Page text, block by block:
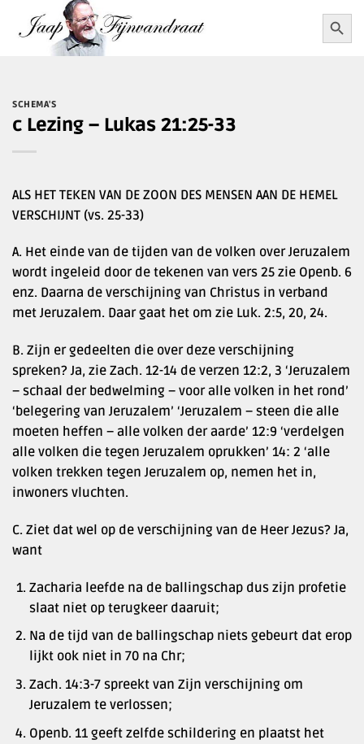
naar
Zoek
naar:
SCHEMA'S
c Lezing – Lukas 21:25-33
ALS HET TEKEN VAN DE ZOON DES MENSEN AAN DE HEMEL
VERSCHIJNT (vs. 25-33)
A. Het einde van de tijden van de volken over Jeruzalem
wordt ingeleid door de tekenen van vers 25 zie Openb. 6
enz. Daarna de verschijning van Christus in verband
met Jeruzalem. Daar gaat het om zie Luk. 2:5, 20, 24.
B. Zijn er gedeelten die over deze verschijning
spreken? Ja, zie Zach. 12-14 de verzen 12:2, 3 ‘Jeruzalem
– schaal der bedwelming – voor alle volken in het rond’
‘belegering van Jeruzalem’ ‘Jeruzalem – steen die alle
moeten heffen – alle volken der aarde’ 12:9 ‘verdelgen
alle volken die tegen Jeruzalem oprukken’ 14: 2 ‘alle
volken trekken tegen Jeruzalem op, nemen het in,
inwoners vluchten.
C. Ziet dat wel op de verschijning van de Heer Jezus? Ja,
want
Zacharia leefde na de ballingschap dus zijn profetie
slaat niet op terugkeer daaruit;
Na de tijd van de ballingschap niets gebeurt dat erop
lijkt ook niet in 70 na Chr;
Zach. 14:3-7 spreekt van Zijn verschijning om
Jeruzalem te verlossen;
Openb. 11 geeft zelfde schildering en plaatst het